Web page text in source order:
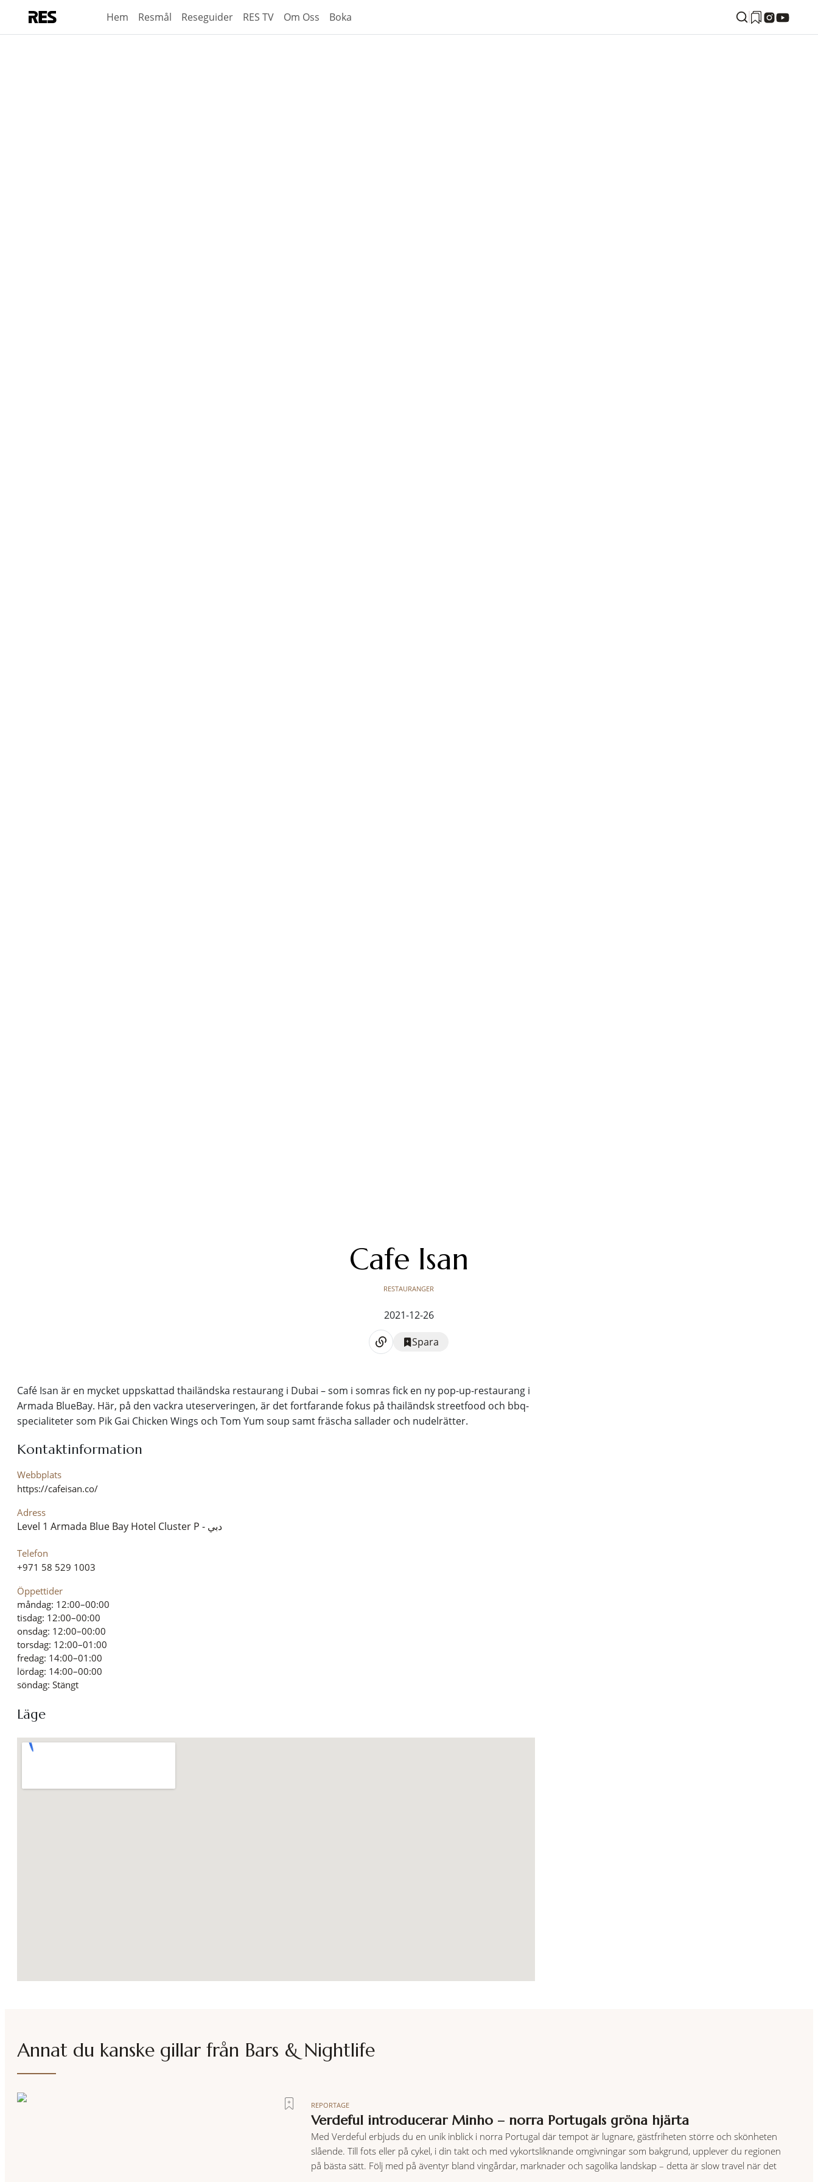
Hem Resmål Reseguider RES TV Om Oss Boka
Cafe Isan
RESTAURANGER
2021-12-26
Spara
Café Isan är en mycket uppskattad thailändska restaurang i Dubai – som i somras fick en ny pop-up-restaurang i
Armada BlueBay. Här, på den vackra uteserveringen, är det fortfarande fokus på thailändsk streetfood och bbq-
specialiteter som Pik Gai Chicken Wings och Tom Yum soup samt fräscha sallader och nudelrätter.
Kontaktinformation
Webbplats
https://cafeisan.co/
Adress
Level 1 Armada Blue Bay Hotel Cluster P - دبي
Telefon
+971 58 529 1003
Öppettider
måndag: 12:00–00:00
tisdag: 12:00–00:00
onsdag: 12:00–00:00
torsdag: 12:00–01:00
fredag: 14:00–01:00
lördag: 14:00–00:00
söndag: Stängt
Läge
Annat du kanske gillar från Bars & Nightlife
REPORTAGE
Verdeful introducerar Minho – norra Portugals gröna hjärta
Med Verdeful erbjuds du en unik inblick i norra Portugal där tempot är lugnare, gästfriheten större och skönheten
slående. Till fots eller på cykel, i din takt och med vykortsliknande omgivningar som bakgrund, upplever du regionen
på bästa sätt. Följ med på äventyr bland vingårdar, marknader och sagolika landskap – detta är slow travel när det